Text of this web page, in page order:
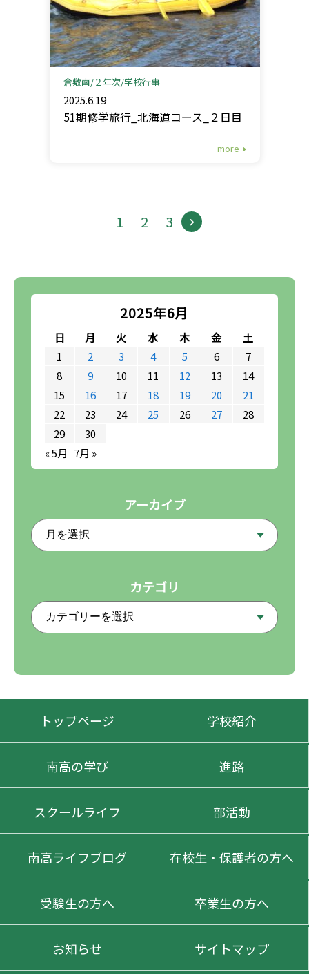
2025年6月
日 月 火 水 木 金
土
1
2 3 4 5 6
7
8
9 10 11 12 13
14
15
16 17 18 19 20
21
22
23 24 25 26 27
28
29
30
« 5月 7月 »
アーカイブ
カテゴリ
倉敷南 ２年次 学校行事
2025.6.19
51期修学旅行_北海道コース_２日目
more
1 2 3
トップページ 学校紹介
南高の学び 進路
スクールライフ 部活動
南高ライフブログ 在校生・保護者の方へ
受験生の方へ 卒業生の方へ
お知らせ サイトマップ